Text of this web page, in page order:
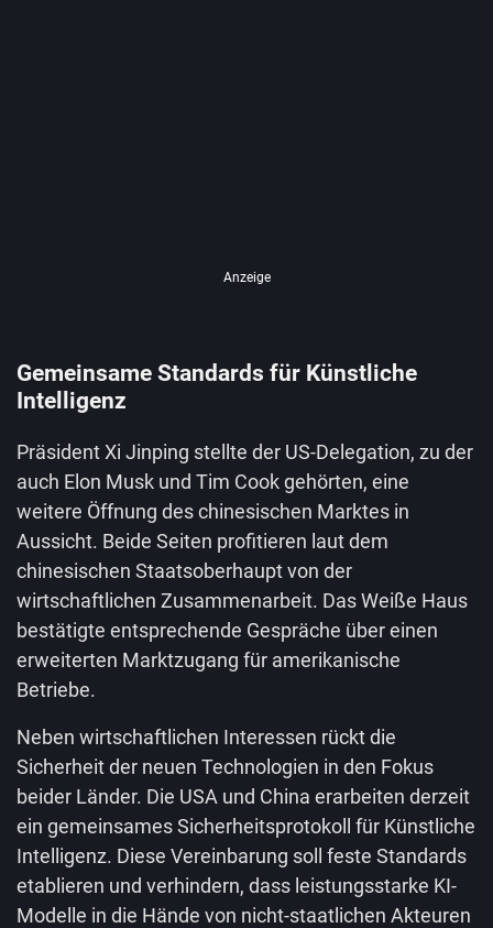
Anzeige
Gemeinsame Standards für Künstliche
Intelligenz
Präsident Xi Jinping stellte der US-Delegation, zu der
auch Elon Musk und Tim Cook gehörten, eine
weitere Öffnung des chinesischen Marktes in
Aussicht. Beide Seiten profitieren laut dem
chinesischen Staatsoberhaupt von der
wirtschaftlichen Zusammenarbeit. Das Weiße Haus
bestätigte entsprechende Gespräche über einen
erweiterten Marktzugang für amerikanische
Betriebe.
Neben wirtschaftlichen Interessen rückt die
Sicherheit der neuen Technologien in den Fokus
beider Länder. Die USA und China erarbeiten derzeit
ein gemeinsames Sicherheitsprotokoll für Künstliche
Intelligenz. Diese Vereinbarung soll feste Standards
etablieren und verhindern, dass leistungsstarke KI-
Modelle in die Hände von nicht-staatlichen Akteuren